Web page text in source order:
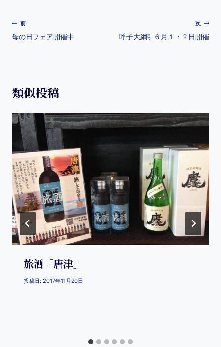
o
et
前
母の日フェア開催中
次
呼子大綱引６月１・２日開催
類似投稿
旅酒「唐津」
投稿日: 2017年11月20日